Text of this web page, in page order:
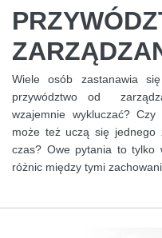
Wiele osób zastanawia
przywództwo od
wzajemnie wykluczać?
może też uczą się jednego
czas? Owe pytania to tylko
różnic między tymi